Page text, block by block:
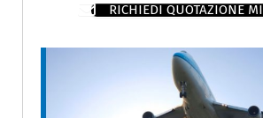
RICHIEDI QUOTAZIONE